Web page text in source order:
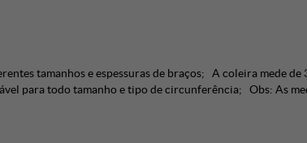
tamanhos e espessuras de braços; A coleira mede
para todo tamanho e tipo de circunferência; Obs: As